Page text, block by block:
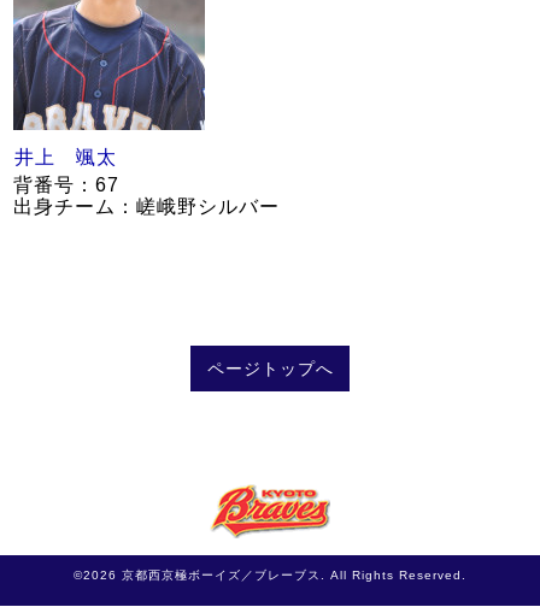
井上 颯太
背番号：67
出身チーム：嵯峨野シルバー
ページトップへ
©2026 京都西京極ボーイズ／ブレーブス . All Rights Reserved.